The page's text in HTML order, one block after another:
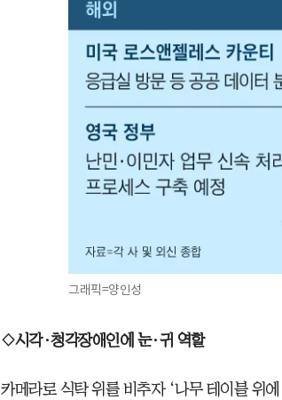
그래픽=양인성
◇시각·청각장애인에 눈·귀 역할
카메라로 식탁 위를 비추자 ‘나무 테이블 위